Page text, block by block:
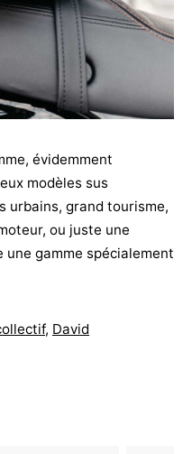
évidemment
modèles sus
urbains, grand tourisme,
ou juste une
gamme spécialement
, David